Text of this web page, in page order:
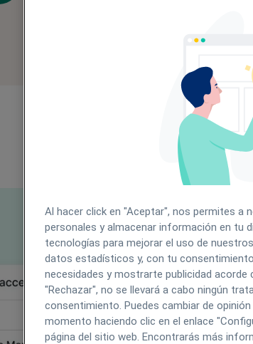
Al hacer click en "Aceptar", nos permites
personales y almacenar información en tu
tecnologías para mejorar el uso de
datos estadísticos y, con tu
necesidades y mostrarte publicidad
"Rechazar", no se llevará a cabo ningún
consentimiento. Puedes cambiar de
momento haciendo clic en el enlace
página del sitio web. Encontrarás más